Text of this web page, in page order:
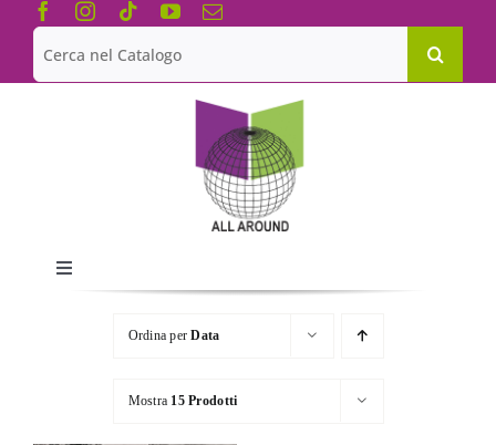
Salta
contenuto
Cerca
per:
Toggle
Navigation
Chi siamo
Le Collane
Ordina perData
Mostra 15 Prodotti